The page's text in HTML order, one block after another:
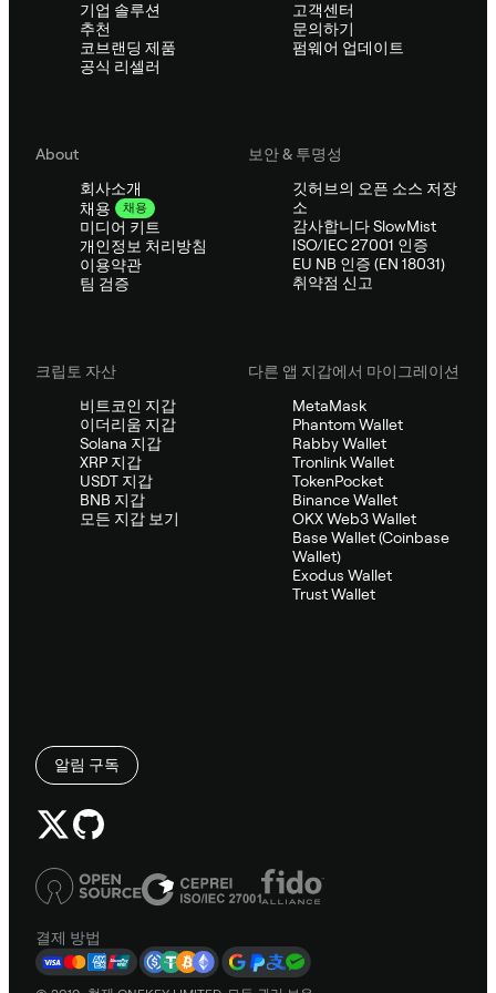
기업 솔루션
추천
코브랜딩 제품
공식 리셀러
고객센터
문의하기
펌웨어 업데이트
About
회사소개
채용
채용
미디어 키트
개인정보 처리방침
이용약관
팀 검증
보안 & 투명성
깃허브의 오픈 소스 저장
소
감사합니다 SlowMist
ISO/IEC 27001 인증
EU NB 인증 (EN 18031)
취약점 신고
크립토 자산
비트코인 지갑
이더리움 지갑
Solana 지갑
XRP 지갑
USDT 지갑
BNB 지갑
모든 지갑 보기
다른 앱 지갑에서 마이그레이션
MetaMask
Phantom Wallet
Rabby Wallet
Tronlink Wallet
TokenPocket
Binance Wallet
OKX Web3 Wallet
Base Wallet (Coinbase
Wallet)
Exodus Wallet
Trust Wallet
알림 구독
결제 방법